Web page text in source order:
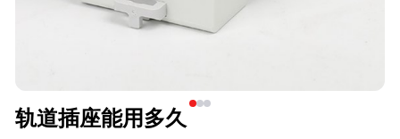
轨道插座能用多久